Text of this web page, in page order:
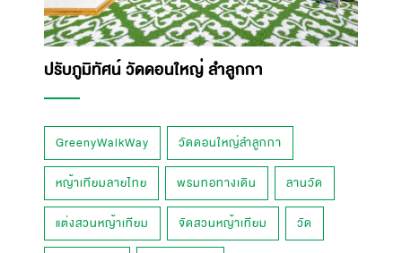
ปรับภูมิทัศน์ วัดดอนใหญ่ ลำลูกกา
GreenyWalkWay วัดดอนใหญ่ลำลูกกา
หญ้าเทียมลายไทย พรมทอทางเดิน ลานวัด
แต่งสวนหญ้าเทียม จัดสวนหญ้าเทียม วัด